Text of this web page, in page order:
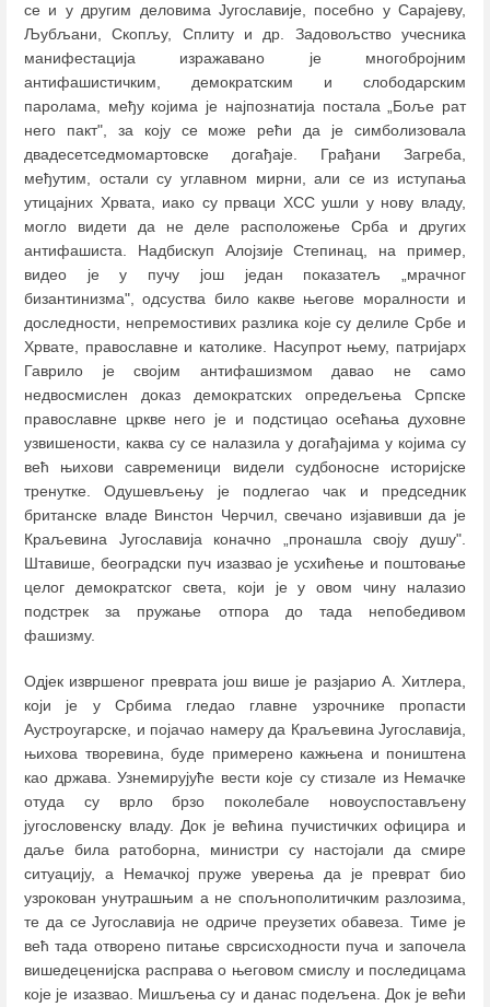
се и у другим деловима Југославије, посебно у Сарајеву,
Љубљани, Скопљу, Сплиту и др. Задовољство учесника
манифестација изражавано је многобројним
антифашистичким, демократским и слободарским
паролама, међу којима је најпознатија постала „Боље рат
него пакт", за коју се може рећи да је симболизовала
двадесетседмомартовске догађаје. Грађани Загреба,
међутим, остали су углавном мирни, али се из иступања
утицајних Хрвата, иако су прваци ХСС ушли у нову владу,
могло видети да не деле расположење Срба и других
антифашиста. Надбискуп Алојзије Степинац, на пример,
видео је у пучу још један показатељ „мрачног
бизантинизма", одсуства било какве његове моралности и
доследности, непремостивих разлика које су делиле Србе и
Хрвате, православне и католике. Насупрот њему, патријарх
Гаврило је својим антифашизмом давао не само
недвосмислен доказ демократских опредељења Српске
православне цркве него је и подстицао осећања духовне
узвишености, каква су се налазила у догађајима у којима су
већ њихови савременици видели судбоносне историјске
тренутке. Одушевљењу је подлегао чак и председник
британске владе Винстон Черчил, свечано изјавивши да је
Краљевина Југославија коначно „пронашла своју душу".
Штавише, београдски пуч изазвао је усхићење и поштовање
целог демократског света, који је у овом чину налазио
подстрек за пружање отпора до тада непобедивом
фашизму.
Одјек извршеног преврата још више је разјарио А. Хитлера,
који је у Србима гледао главне узрочнике пропасти
Аустроугарске, и појачао намеру да Краљевина Југославија,
њихова творевина, буде примерено кажњена и поништена
као држава. Узнемирујуће вести које су стизале из Немачке
отуда су врло брзо поколебале новоуспостављену
југословенску владу. Док је већина пучистичких официра и
даље била ратоборна, министри су настојали да смире
ситуацију, а Немачкој пруже уверења да је преврат био
узрокован унутрашњим а не спољнополитичким разлозима,
те да се Југославија не одриче преузетих обавеза. Тиме је
већ тада отворено питање сврсисходности пуча и започела
вишедеценијска расправа о његовом смислу и последицама
које је изазвао. Мишљења су и данас подељена. Док је већи